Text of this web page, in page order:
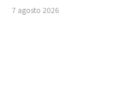
7 agosto 2026